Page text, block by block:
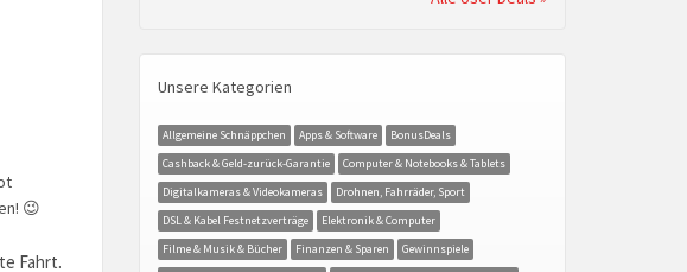
😉
Fahrt.
Unsere Kategorien
Allgemeine Schnäppchen Apps & Software
BonusDeals
Cashback & Geld-zurück-Garantie
Computer & Notebooks & Tablets
Digitalkameras & Videokameras
Drohnen, Fahrräder, Sport
DSL & Kabel Festnetzverträge
Elektronik & Computer
Filme & Musik & Bücher
Finanzen & Sparen
Gewinnspiele